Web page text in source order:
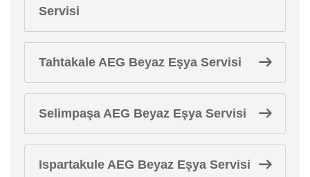
Servisi
Tahtakale AEG Beyaz Eşya Servisi
Selimpaşa AEG Beyaz Eşya Servisi
Ispartakule AEG Beyaz Eşya Servisi